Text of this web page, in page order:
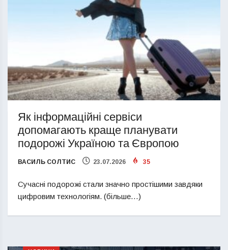
Як інформаційні сервіси
допомагають краще планувати
подорожі Україною та Європою
ВАСИЛЬ СОЛТИС 23.07.2026 35
Сучасні подорожі стали значно простішими завдяки
цифровим технологіям. (більше…)